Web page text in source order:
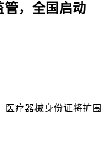
，全国启动
医疗器械身份证将扩围